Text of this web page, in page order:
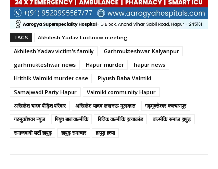
TAGS
Akhilesh Yadav Lucknow meeting
Akhilesh Yadav victim's family
Garhmukteshwar Kalyanpur
garhmukteshwar news
Hapur murder
hapur news
Hrithik Valmiki murder case
Piyush Baba Valmiki
Samajwadi Party Hapur
Valmiki community Hapur
अखिलेश यादव पीड़ित परिवार
अखिलेश यादव लखनऊ मुलाकात
गढ़मुक्तेश्वर कल्याणपुर
गढ़मुक्तेश्वर न्यूज
पियूष बाबा वाल्मीकि रितिक वाल्मीकि हत्याकांड
वाल्मीकि समाज हापुड़
समाजवादी पार्टी हापुड़
हापुड़ समाचार हापुड़ हत्या